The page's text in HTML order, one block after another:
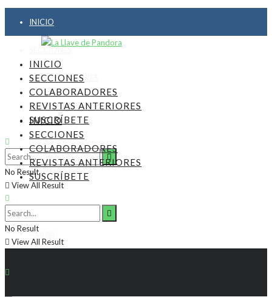
INICIO
SECCIONES
COLABORADORES
REVISTAS ANTERIORES
SUSCRÍBETE
9, agosto, 2026
Login
INICIO
SECCIONES
COLABORADORES
REVISTAS ANTERIORES
SUSCRÍBETE
No Result
View All Result
INICIO
SECCIONES
COLABORADORES
REVISTAS ANTERIORES
SUSCRÍBETE
No Result
View All Result